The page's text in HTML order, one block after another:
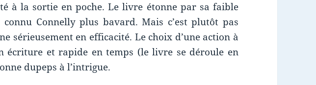
à la sortie en poche. Le livre étonne par sa faible
connu Connelly plus bavard. Mais c’est plutôt pas
sérieusement en efficacité. Le choix d’une action à
écriture et rapide en temps (le livre se déroule en
dupeps à l’intrigue.